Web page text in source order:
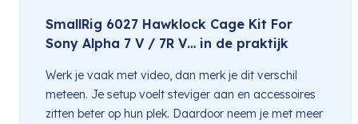
SmallRig 6027 Hawklock Cage Kit For
Sony Alpha 7 V / 7R V… in de praktijk
Werk je vaak met video, dan merk je dit verschil
meteen. Je setup voelt steviger aan en accessoires
zitten beter op hun plek. Daardoor neem je met meer